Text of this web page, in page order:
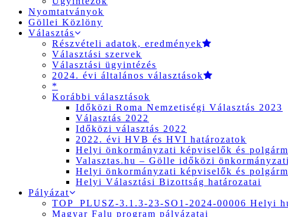
Nyomtatványok
Göllei Közlöny
Választás
Részvételi adatok, eredmények
Választási szervek
Választási ügyintézés
2024. évi általános választások
*
Korábbi választások
Időközi Roma Nemzetiségi Választás 2023
Választás 2022
Időközi választás 2022
2022. évi HVB és HVI határozatok
Helyi önkormányzati képviselők és
Valasztas.hu – Gölle időközi
Helyi önkormányzati képviselők és
Helyi Választási Bizottság határozatai
Pályázat
TOP_PLUSZ-3.1.3-23-SO1-2024-00006 Helyi
Magyar Falu program pályázatai